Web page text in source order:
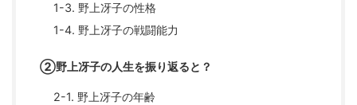
1-3. 野上冴子の性格
1-4. 野上冴子の戦闘能力
②野上冴子の人生を振り返ると？
2-1. 野上冴子の年齢